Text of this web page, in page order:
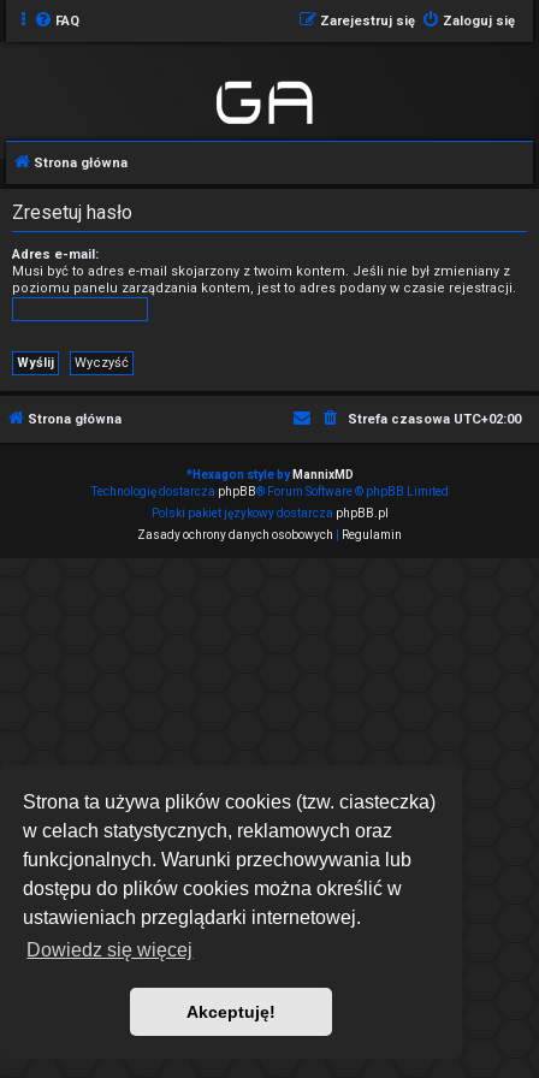
Strona ta używa plików cookies (tzw. ciasteczka)
w celach statystycznych, reklamowych oraz
funkcjonalnych. Warunki przechowywania lub
dostępu do plików cookies można określić w
ustawieniach przeglądarki internetowej.
Dowiedz się więcej
Akceptuję!
FAQ Zaloguj się
Zarejestruj się
Strona główna
Zresetuj hasło
Adres e-mail:
Musi być to adres e-mail skojarzony z twoim kontem. Jeśli nie był zmieniany z
poziomu panelu zarządzania kontem, jest to adres podany w czasie rejestracji.
Strona główna Strefa czasowa UTC+02:00
*Hexagon style by MannixMD
Technologię dostarcza phpBB® Forum Software © phpBB Limited
Polski pakiet językowy dostarcza phpBB.pl
Zasady ochrony danych osobowych
Regulamin